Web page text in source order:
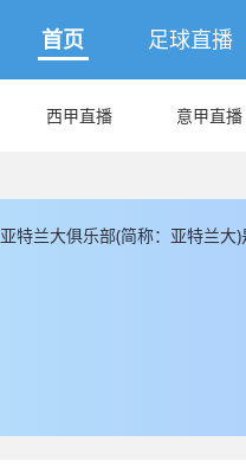
首页 足球直播
西甲直播 意甲直播
亚特兰大俱乐部(简称：亚特兰